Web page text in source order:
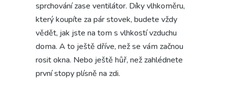
sprchování zase ventilátor. Díky vlhkoměru,
který koupíte za pár stovek, budete vždy
vědět, jak jste na tom s vlhkostí vzduchu
doma. A to ještě dříve, než se vám začnou
rosit okna. Nebo ještě hůř, než zahlédnete
první stopy plísně na zdi.